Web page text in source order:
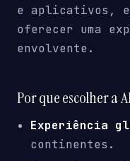
e aplicativos,
oferecer uma
envolvente.
Por que escolher a
Experiência
continentes.